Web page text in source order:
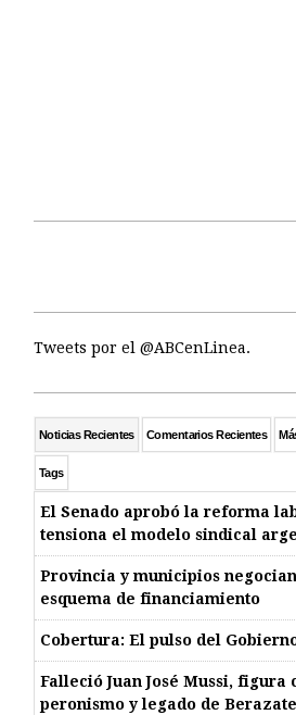
Tweets por el @ABCenLinea.
Noticias Recientes Comentarios Recientes
Tags
El Senado aprobó la reforma
tensiona el modelo sindical
Provincia y municipios
esquema de financiamiento
Cobertura: El pulso del
Falleció Juan José Mussi, figura
peronismo y legado de